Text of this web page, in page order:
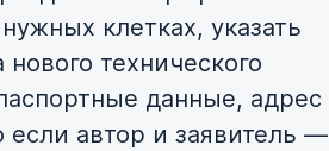
клетках, указать
технического
данные, адрес
если автор и заявитель —